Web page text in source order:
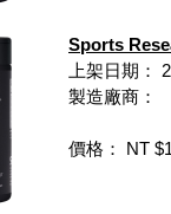
Sports
上架日期：
製造廠商：
價格： NT